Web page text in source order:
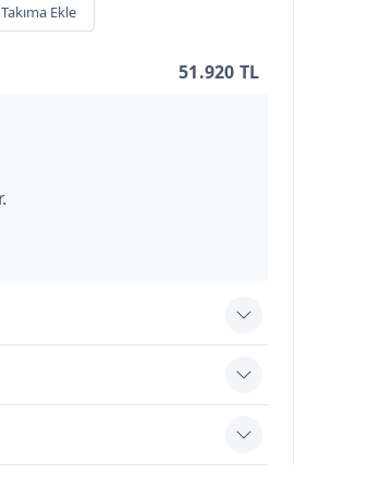
Takıma Ekle
51.920 TL